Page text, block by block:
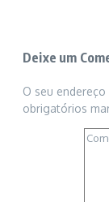
Deixe um
O seu
obrigatórios